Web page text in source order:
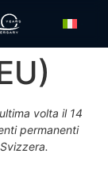
volta il 14
permanenti